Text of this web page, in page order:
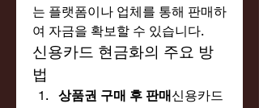
는 플랫폼이나 업체를 통해 판매하
여 자금을 확보할 수 있습니다.
신용카드 현금화의 주요 방
법
상품권 구매 후 판매신용카드